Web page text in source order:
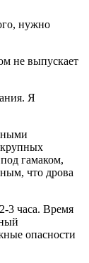
нужно
не выпускает
Я
гамаком,
что дрова
3 часа. Время
опасности